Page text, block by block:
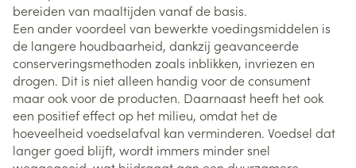
bereiden van maaltijden vanaf de basis.
Een ander voordeel van bewerkte voedingsmiddelen is
de langere houdbaarheid, dankzij geavanceerde
conserveringsmethoden zoals inblikken, invriezen en
drogen. Dit is niet alleen handig voor de consument
maar ook voor de producten. Daarnaast heeft het ook
een positief effect op het milieu, omdat het de
hoeveelheid voedselafval kan verminderen. Voedsel dat
langer goed blijft, wordt immers minder snel